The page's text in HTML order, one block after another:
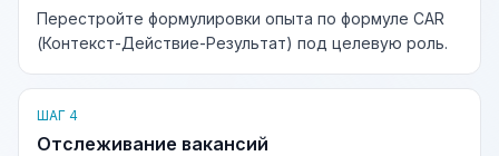
Перестройте формулировки опыта по формуле CAR
(Контекст-Действие-Результат) под целевую роль.
ШАГ 4
Отслеживание вакансий